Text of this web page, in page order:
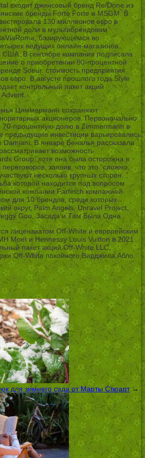
входит джинсовый бренд Re/Done из
бренды Forte Forte и MSGM. В
130 миллионов евро в
доли в мультибрендовом
базирующемся во
ведущих онлайн-магазинов
США. В сентябре компания подписала
о приобретении 80-процентной
Soeur. стоимость предприятия
евро. В августе прошлого года Style
контрольный пакет акций
Циммерманн сохраняют
акционеров. Первоначально
70-процентную долю в Zimmermann в
предыдущие инвестиции варьировались
Damiani. В январе Беналья рассказала
возможность
Group, хотя она была осторожна в
заявив, что это “сложно,
несколько крупных сторон. ”
которой находится под вопросом
компании Farfetch компанией
для 10 брендов, среди которых
округ, Palm Angels, Unravel Project,
Gou, Засада и Там Была Одна.
лицензиатом Off-White и европейским
Moet и Hennessy Louis Vuitton в 2021
пакет акций Off-White LLC,
Off-White покойного Вирджила Абло.
для зимнего сада от Марты Стюарт→